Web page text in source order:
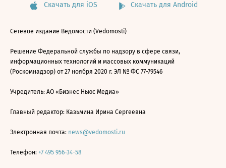
Скачать для iOS Скачать для Android
Сетевое издание Ведомости (Vedomosti)
Решение Федеральной службы по надзору в сфере связи,
информационных технологий и массовых коммуникаций
(Роскомнадзор) от 27 ноября 2020 г. ЭЛ № ФС 77-79546
Учредитель: АО «Бизнес Ньюс Медиа»
Главный редактор: Казьмина Ирина Сергеевна
Электронная почта: news@vedomosti.ru
Телефон: +7 495 956-34-58